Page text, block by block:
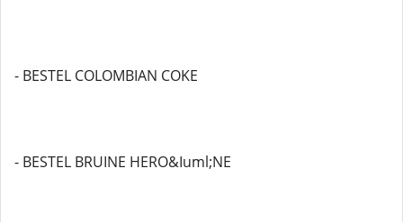
- BESTEL COLOMBIAN COKE
- BESTEL BRUINE HERO&Iuml;NE